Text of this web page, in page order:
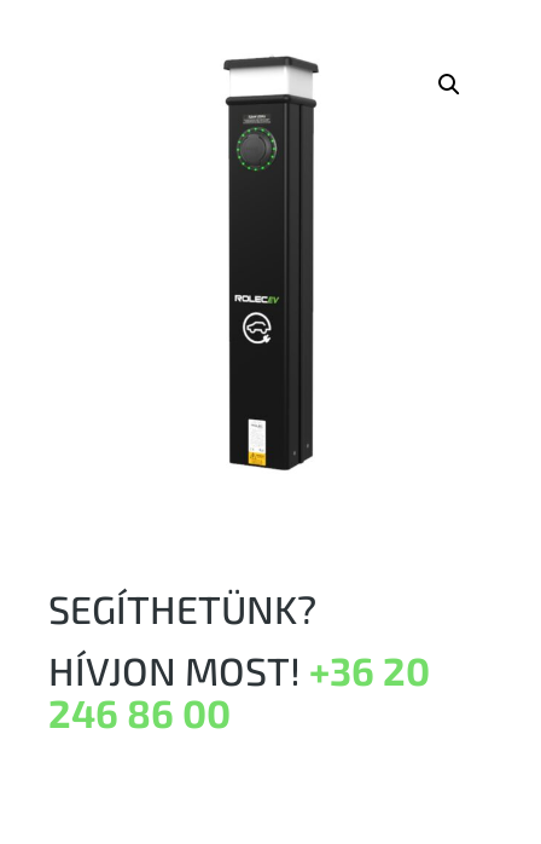
SEGÍTHETÜNK?
HÍVJON MOST! +36 20
246 86 00